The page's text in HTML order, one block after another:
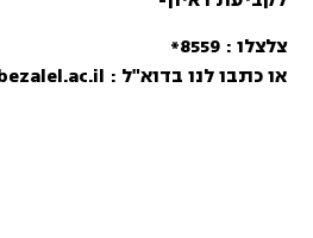
צלצלו :8559*
או כתבו לנו בדוא"ל : info.be@bezalel.ac.il